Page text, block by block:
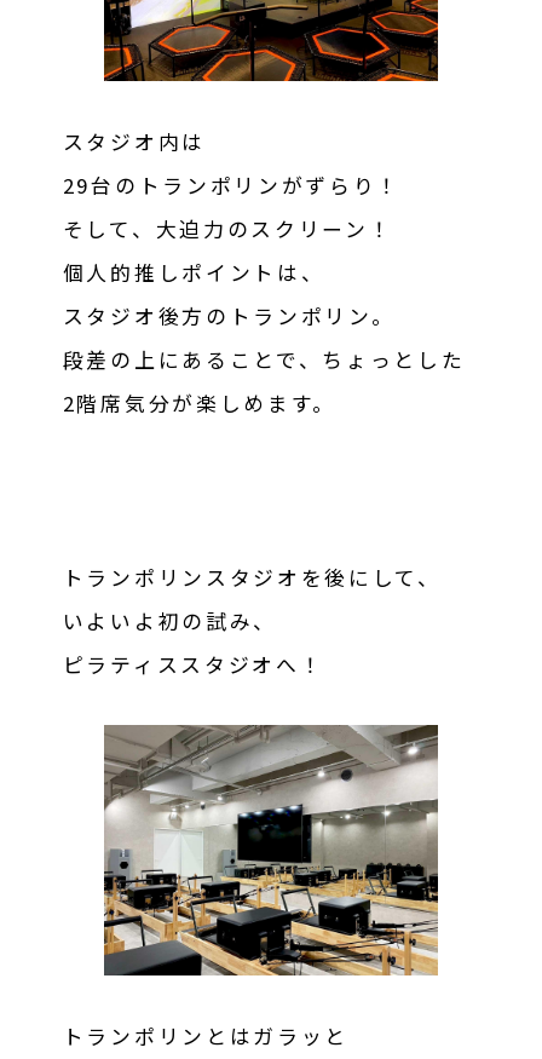
スタジオ内は
29台のトランポリンがずらり！
そして、大迫力のスクリーン！
個人的推しポイントは、
スタジオ後方のトランポリン。
段差の上にあることで、ちょっとした
2階席気分が楽しめます。
トランポリンスタジオを後にして、
いよいよ初の試み、
ピラティススタジオへ！
トランポリンとはガラッと